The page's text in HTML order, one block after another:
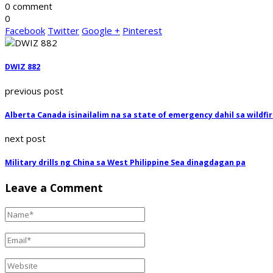
0 comment
0
Facebook Twitter Google + Pinterest
DWIZ 882
previous post
Alberta Canada isinailalim na sa state of emergency dahil sa
next post
Military drills ng China sa West Philippine Sea dinagdagan pa
Leave a Comment